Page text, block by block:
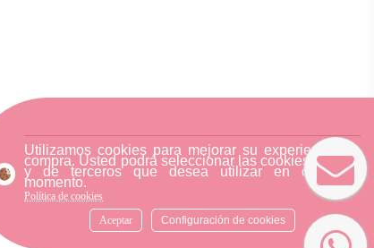
Utilizamos cookies para mejorar su experiencia de
compra. Usted podrá seleccionar las cookies nuestra
y de terceros que desea utilizar en cualquier
momento.
Política de cookies
Aceptar
Configuración de cookies